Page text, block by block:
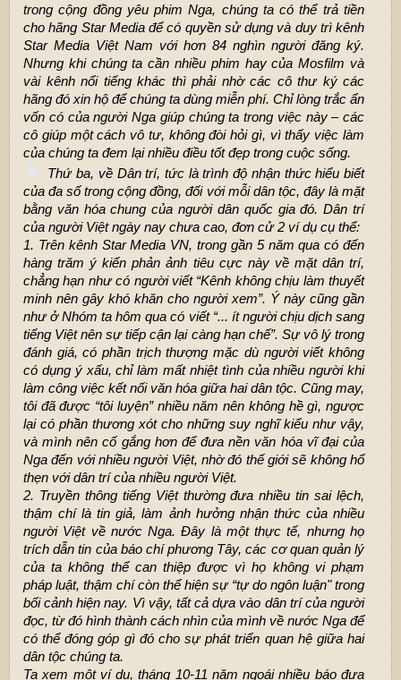
trong cộng đồng yêu phim Nga, chúng ta có thể trả tiền
cho hãng Star Media để có quyền sử dụng và duy trì kênh
Star Media Việt Nam với hơn 84 nghìn người đăng ký.
Nhưng khi chúng ta cần nhiều phim hay của Mosfilm và
vài kênh nổi tiếng khác thì phải nhờ các cô thư ký các
hãng đó xin hộ để chúng ta dùng miễn phí. Chỉ lòng trắc ẩn
vốn có của người Nga giúp chúng ta trong việc này – các
cô giúp một cách vô tư, không đòi hỏi gì, vì thấy việc làm
của chúng ta đem lại nhiều điều tốt đẹp trong cuộc sống.
Thứ ba, về Dân trí, tức là trình độ nhận thức hiểu biết
của đa số trong cộng đồng, đối với mỗi dân tộc, đây là mặt
bằng văn hóa chung của người dân quốc gia đó. Dân trí
của người Việt ngày nay chưa cao, đơn cử 2 ví dụ cụ thể:
1. Trên kênh Star Media VN, trong gần 5 năm qua có đến
hàng trăm ý kiến phản ảnh tiêu cực này về mặt dân trí,
chẳng hạn như có người viết “Kênh không chịu làm thuyết
minh nên gây khó khăn cho người xem”. Ý này cũng gần
như ở Nhóm ta hôm qua có viết “... ít người chịu dịch sang
tiếng Việt nên sự tiếp cận lại càng hạn chế”. Sự vô lý trong
đánh giá, có phần trịch thượng mặc dù người viết không
có dụng ý xấu, chỉ làm mất nhiệt tình của nhiều người khi
làm công việc kết nối văn hóa giữa hai dân tộc. Cũng may,
tôi đã được “tôi luyện” nhiều năm nên không hề gì, ngược
lại có phần thương xót cho những suy nghĩ kiểu như vậy,
và mình nên cố gắng hơn để đưa nền văn hóa vĩ đại của
Nga đến với nhiều người Việt, nhờ đó thế giới sẽ không hổ
thẹn với dân trí của nhiều người Việt.
2. Truyền thông tiếng Việt thường đưa nhiều tin sai lệch,
thậm chí là tin giả, làm ảnh hưởng nhận thức của nhiều
người Việt về nước Nga. Đây là một thực tế, nhưng họ
trích dẫn tin của báo chí phương Tây, các cơ quan quản lý
của ta không thể can thiệp được vì họ không vi phạm
pháp luật, thậm chí còn thể hiện sự “tự do ngôn luận" trong
bối cảnh hiện nay. Vì vậy, tất cả dựa vào dân trí của người
đọc, từ đó hình thành cách nhìn của mình về nước Nga để
có thể đóng góp gì đó cho sự phát triển quan hệ giữa hai
dân tộc chúng ta.
Ta xem một ví dụ, tháng 10-11 năm ngoái nhiều báo đưa